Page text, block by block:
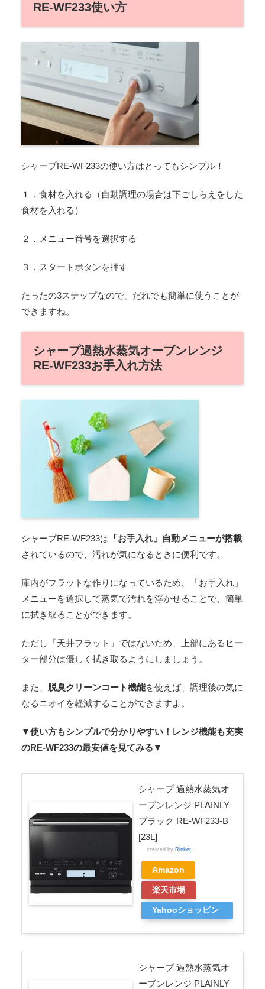
RE-WF233使い方
シャープRE-WF233の使い方はとってもシンプル！
１．食材を入れる（自動調理の場合は下ごしらえをした
食材を入れる）
２．メニュー番号を選択する
３．スタートボタンを押す
たったの3ステップなので、だれでも簡単に使うことが
できますね。
シャープ過熱水蒸気オーブンレンジ
RE-WF233お手入れ方法
シャープRE-WF233は 「お手入れ」自動メニューが搭載
されているので、汚れが気になるときに便利です。
庫内がフラットな作りになっているため、「お手入れ」
メニューを選択して蒸気で汚れを浮かせることで、簡単
に拭き取ることができます。
ただし「天井フラット」ではないため、上部にあるヒー
ター部分は優しく拭き取るようにしましょう。
また、 脱臭クリーンコート機能を使えば、調理後の気に
なるニオイを軽減することができますよ。
▼使い方もシンプルで分かりやすい！レンジ機能も充実
のRE-WF233の最安値を見てみる▼
シャープ 過熱水蒸気オ
ーブンレンジ PLAINLY
ブラック RE-WF233-B
[23L]
created by Rinker
Amazon
楽天市場
Yahooショッピン
シャープ 過熱水蒸気オ
ーブンレンジ PLAINLY